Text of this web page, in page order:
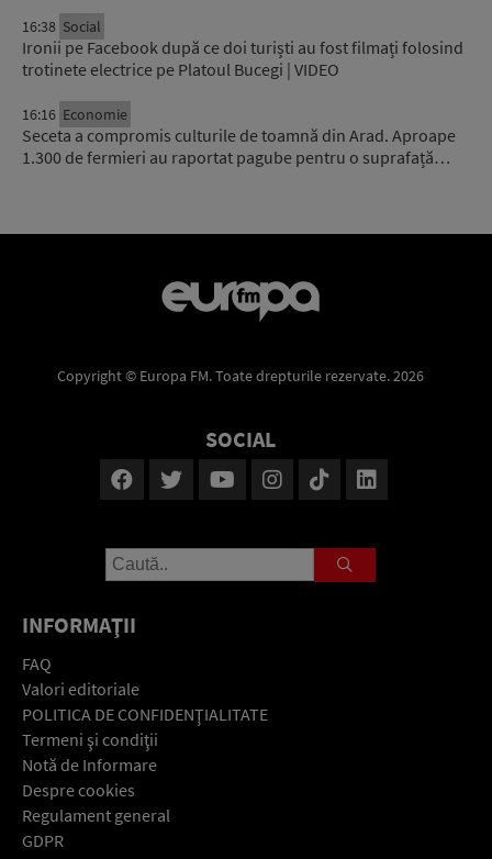
16:38 Social
Ironii pe Facebook după ce doi turiști au fost filmați folosind
trotinete electrice pe Platoul Bucegi | VIDEO
16:16 Economie
Seceta a compromis culturile de toamnă din Arad. Aproape
1.300 de fermieri au raportat pagube pentru o suprafață…
Copyright © Europa FM. Toate drepturile rezervate. 2026
SOCIAL
INFORMAŢII
FAQ
Valori editoriale
POLITICA DE CONFIDENŢIALITATE
Termeni şi condiţii
Notă de Informare
Despre cookies
Regulament general
GDPR